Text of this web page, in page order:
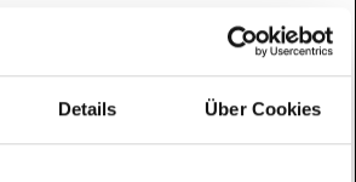
Details Über Cookies
wurde mit Fördermitteln der
Institut für Rekonstruktive
Universität Bonn gegründet.
das Institut mit zwei